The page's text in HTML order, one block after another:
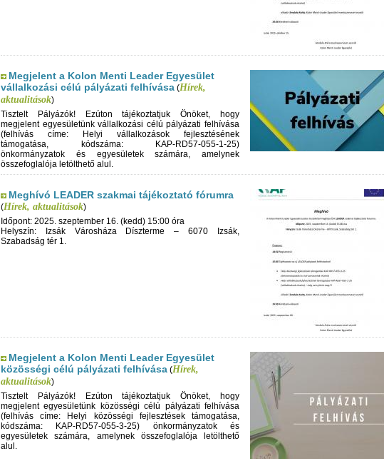
Megjelent a Kolon Menti Leader Egyesület
vállalkozási célú pályázati felhívása (Hírek,
aktualitások)
Tisztelt Pályázók! Ezúton tájékoztatjuk Önöket, hogy
megjelent egyesületünk vállalkozási célú pályázati felhívása
(felhívás címe: Helyi vállalkozások fejlesztésének
támogatása, kódszáma: KAP-RD57-055-1-25)
önkormányzatok és egyesületek számára, amelynek
összefoglalója letölthető alul.
Meghívó LEADER szakmai tájékoztató fórumra
(Hírek, aktualitások)
Időpont: 2025. szeptember 16. (kedd) 15:00 óra
Helyszín: Izsák Városháza Díszterme – 6070 Izsák,
Szabadság tér 1.
Megjelent a Kolon Menti Leader Egyesület
közösségi célú pályázati felhívása (Hírek,
aktualitások)
Tisztelt Pályázók! Ezúton tájékoztatjuk Önöket, hogy
megjelent egyesületünk közösségi célú pályázati felhívása
(felhívás címe: Helyi közösségi fejlesztések támogatása,
kódszáma: KAP-RD57-055-3-25) önkormányzatok és
egyesületek számára, amelynek összefoglalója letölthető
alul.